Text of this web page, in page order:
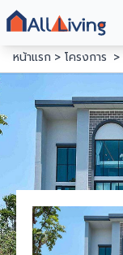
หน้าแรก
โครงการ